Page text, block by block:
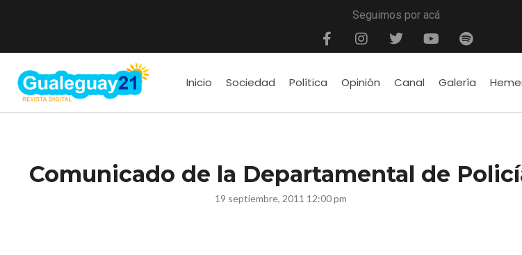
Seguimos por acá
Inicio Sociedad Política Opinión Canal Galería
Comunicado de la Departamental de
19 septiembre, 2011 12:00 pm